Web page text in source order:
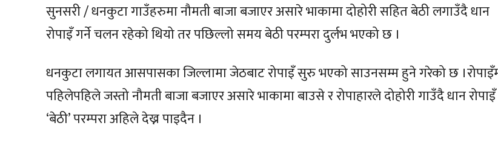
सुनसरी / धनकुटा गाउँहरुमा नौमती बाजा बजाएर असारे भाकामा दोहोरी सहित बेठी लगाउँदै धान
रोपाइँ गर्ने चलन रहेको थियो तर पछिल्लो समय बेठी परम्परा दुर्लभ भएको छ ।
धनकुटा लगायत आसपासका जिल्लामा जेठबाट रोपाइँ सुरु भएको साउनसम्म हुने गरेको छ
पहिलेपहिले जस्तो नौमती बाजा बजाएर असारे भाकामा बाउसे र रोपाहारले दोहोरी गाउँदै धान रोपाइँ
‘बेठी’ परम्परा अहिले देख्न पाइदैन ।